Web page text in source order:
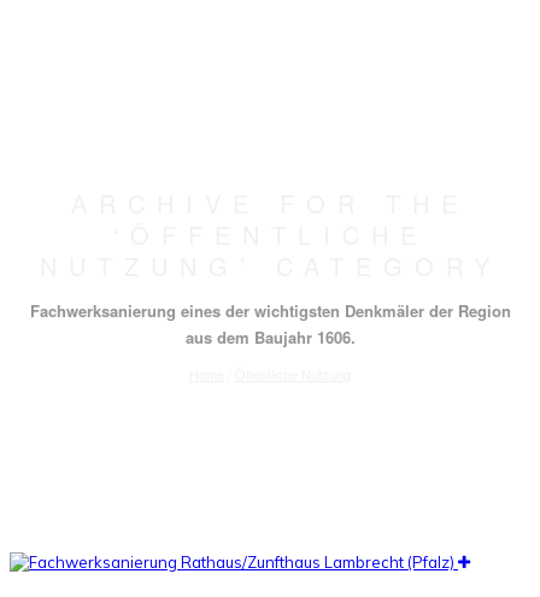
Fachwerksanierung eines der wichtigsten Denkmäler der Region
aus dem Baujahr 1606.